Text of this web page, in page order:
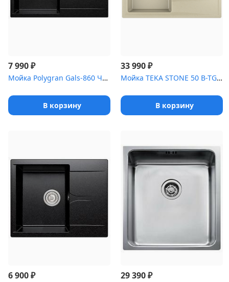
7 990₽
Мойка Polygran Gals-860 Черный 16
В корзину
33 990₽
Мойка TEKA STONE 50 B-TG TOPASBEIGE ручной слив
В корзину
6 900₽ 29 390₽